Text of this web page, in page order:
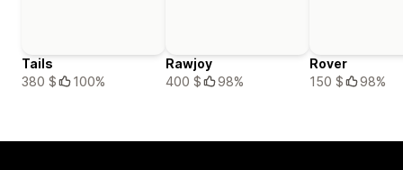
Tails
380 $
100%
Rawjoy
400 $
98%
Rover
150 $
98%